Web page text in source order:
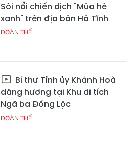
Sôi nổi chiến dịch "Mùa hè
xanh" trên địa bàn Hà Tĩnh
ĐOÀN THỂ
Bí thư Tỉnh ủy Khánh Hoà
dâng hương tại Khu di tích
Ngã ba Đồng Lộc
ĐOÀN THỂ